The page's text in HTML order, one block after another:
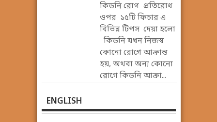
কিডনি রোগ প্রতিরোধ
ওপর ১৫টি ফিচার এ
বিভিন্ন টিপস দেয়া হলো
কিডনি যখন নিজস্ব
কোনো রোগে আক্রান্ত
হয়, অথবা অন্য কোনো
রোগে কিডনি আক্রা...
ENGLISH